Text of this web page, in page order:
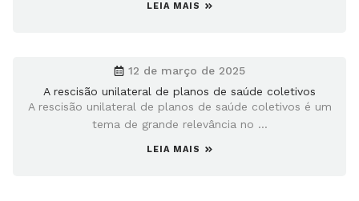
LEIA MAIS
12 de março de 2025
A rescisão unilateral de planos de saúde coletivos
A rescisão unilateral de planos de saúde coletivos é um
tema de grande relevância no ...
LEIA MAIS